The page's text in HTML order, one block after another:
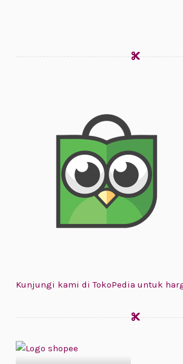
Kunjungi kami di TokoPedia untuk